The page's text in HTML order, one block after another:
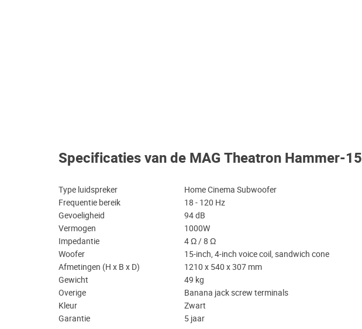
Specificaties van de MAG Theatron Hammer-15
Type luidspreker
Home Cinema Subwoofer
Frequentie bereik
18 - 120 Hz
Gevoeligheid
94 dB
Vermogen
1000W
Impedantie
4 Ω / 8 Ω
Woofer
15-inch, 4-inch voice coil, sandwich cone
Afmetingen (H x B x D)
1210 x 540 x 307 mm
Gewicht
49 kg
Overige
Banana jack screw terminals
Kleur
Zwart
Garantie
5 jaar